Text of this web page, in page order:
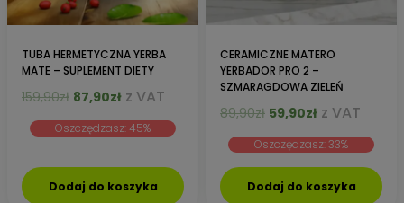
TUBA HERMETYCZNA YERBA
MATE – SUPLEMENT DIETY
159,90zł Pierwotna
wynosiła:
87,90złAktualna
wynosi:
z VAT
Oszczędzasz: 45%
Dodaj do koszyka
CERAMICZNE MATERO
YERBADOR PRO 2 –
SZMARAGDOWA ZIELEŃ
89,90zł Pierwotna
wynosiła:
89,90zł.
59,90złAktualna
wynosi:
59,90zł.
z VAT
Oszczędzasz: 33%
Dodaj do koszyka